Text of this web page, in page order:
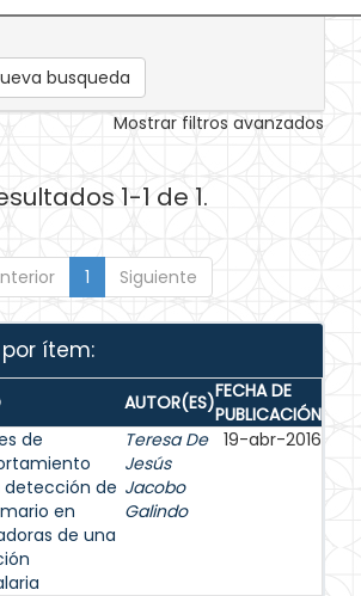
busqueda
Mostrar filtros avanzados
1-1 de 1.
1 Siguiente
ítem:
AUTOR(ES)FECHA DE
PUBLICACIÓN
de
detección de
en
de una
Teresa De
Jesús
Jacobo
Galindo
19-abr-2016